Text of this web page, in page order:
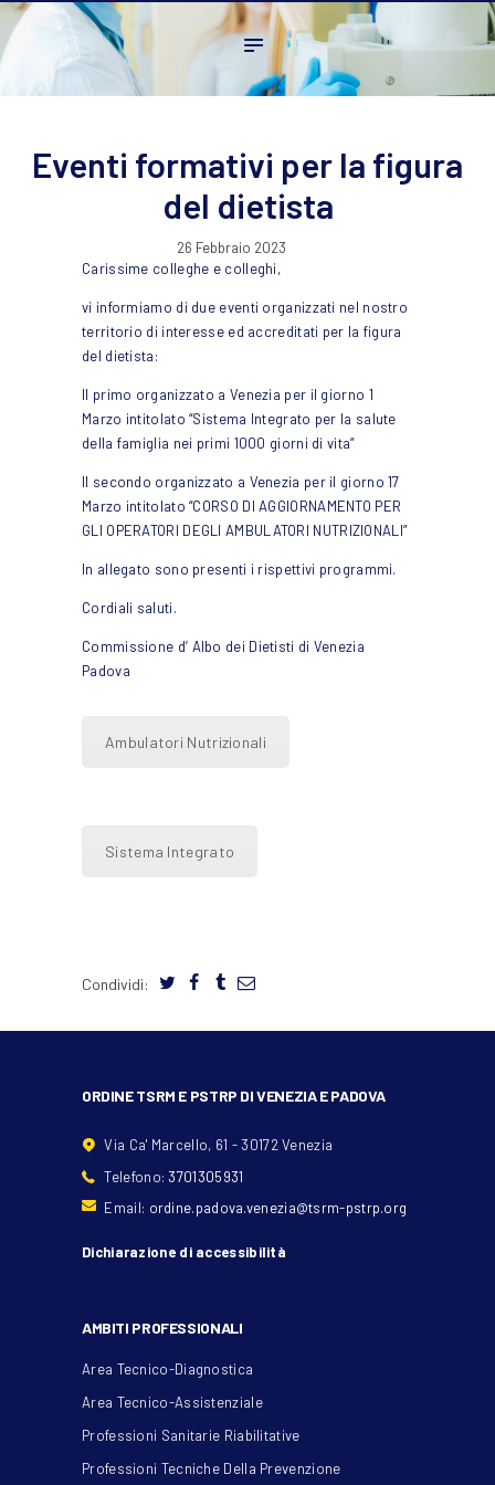
Home
L’ordine
Ambito Professionale
News
Contatti
Eventi formativi per la figura
del dietista
26 Febbraio 2023
Carissime colleghe e colleghi,
vi informiamo di due eventi organizzati nel nostro
territorio di interesse ed accreditati per la figura
del dietista:
Il primo organizzato a Venezia per il giorno 1
Marzo intitolato “Sistema Integrato per la salute
della famiglia nei primi 1000 giorni di vita”
Il secondo organizzato a Venezia per il giorno 17
Marzo intitolato “CORSO DI AGGIORNAMENTO PER
GLI OPERATORI DEGLI AMBULATORI NUTRIZIONALI”
In allegato sono presenti i rispettivi programmi.
Cordiali saluti.
Commissione d’ Albo dei Dietisti di Venezia
Padova
Ambulatori Nutrizionali
Sistema Integrato
Condividi:
ORDINE TSRM E PSTRP DI VENEZIA E PADOVA
Via Ca' Marcello, 61 - 30172 Venezia
Telefono:3701305931
Email: ordine.padova.venezia@tsrm-pstrp.org
Dichiarazione di accessibilità
AMBITI PROFESSIONALI
Area Tecnico-Diagnostica
Area Tecnico-Assistenziale
Professioni Sanitarie Riabilitative
Professioni Tecniche Della Prevenzione